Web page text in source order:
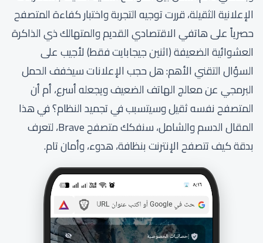
الإعلانية الثقيلة، قررت توجيه التجربة واختبار كفاءة المتصفح
حصرياً على هاتفي الاقتصادي القديم والمتهالك ذي الذاكرة
العشوائية الضعيفة (اثنين جيجابايت فقط) لأجيب على
السؤال التقني الأهم: هل حجب الإعلانات سيخفف الحمل
البرمجي عن معالج الهاتف الضعيف ويجعله أسرع، أم أن
المتصفح نفسه ثقيل وسيتسبب في تجميد النظام؟ في هذا
المقال الدسم والشامل، سنفكك متصفح Brave، لتعرف
بدقة كيف تتصفح الإنترنت بنظافة، هدوء، وأمان تام.